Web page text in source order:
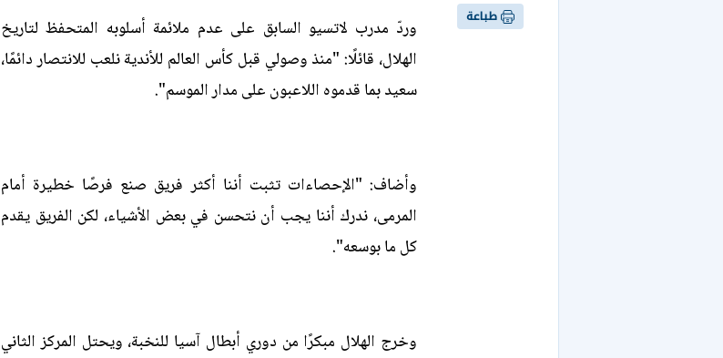
طباعة
وردّ مدرب لاتسيو السابق على عدم ملائمة أسلوبه المتحفظ لتاريخ
الهلال، قائلًا: "منذ وصولي قبل كأس العالم للأندية نلعب للانتصار دائمًا،
سعيد بما قدموه اللاعبون على مدار الموسم".
وأضاف: "الإحصاءات تثبت أننا أكثر فريق صنع فرصًا خطيرة أمام
المرمى، ندرك أننا يجب أن نتحسن في بعض الأشياء، لكن الفريق يقدم
كل ما بوسعه".
وخرج الهلال مبكرًا من دوري أبطال آسيا للنخبة، ويحتل المركز الثاني